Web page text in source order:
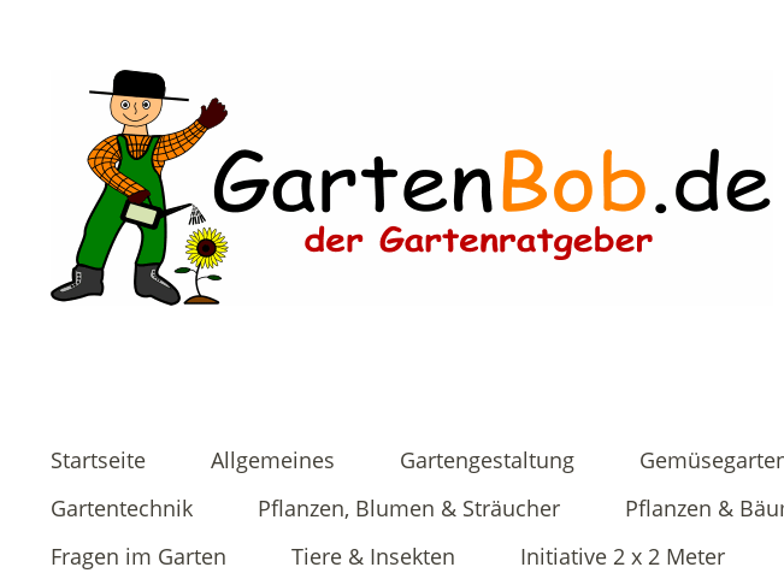
Startseite Allgemeines Gartengestaltung
Gartentechnik
Pflanzen, Blumen & Sträucher Pflanzen &
Fragen im Garten
Tiere & Insekten Initiative 2 x 2 Meter